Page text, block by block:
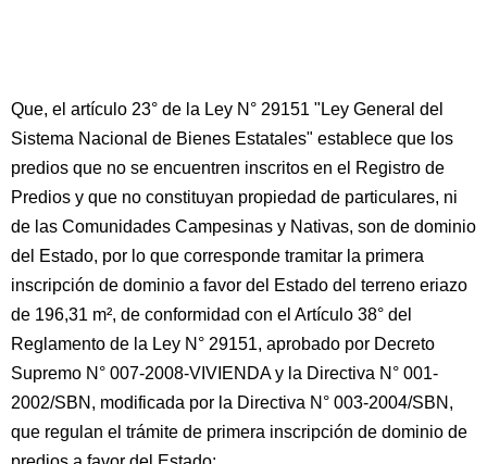
Que, el artículo 23° de la Ley N° 29151 "Ley General del
Sistema Nacional de Bienes Estatales" establece que los
predios que no se encuentren inscritos en el Registro de
Predios y que no constituyan propiedad de particulares, ni
de las Comunidades Campesinas y Nativas, son de dominio
del Estado, por lo que corresponde tramitar la primera
inscripción de dominio a favor del Estado del terreno eriazo
de 196,31 m², de conformidad con el Artículo 38° del
Reglamento de la Ley N° 29151, aprobado por Decreto
Supremo N° 007-2008-VIVIENDA y la Directiva N° 001-
2002/SBN, modificada por la Directiva N° 003-2004/SBN,
que regulan el trámite de primera inscripción de dominio de